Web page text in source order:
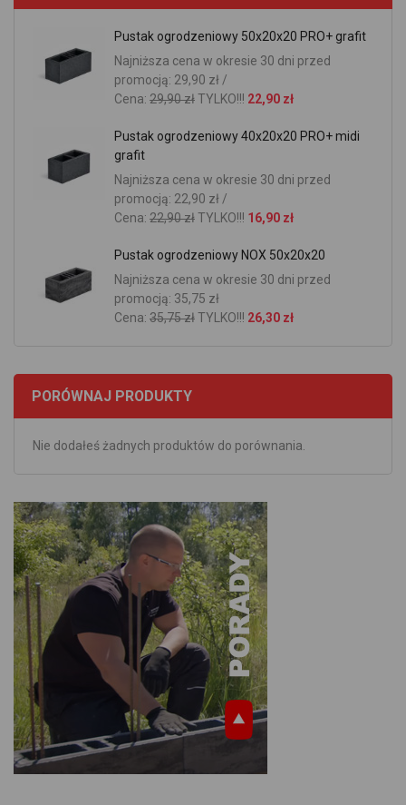
Pustak ogrodzeniowy 50x20x20 PRO+ grafit
Najniższa cena w okresie 30 dni przed
promocją: 29,90 zł /
Cena: 29,90 złTYLKO!!! 22,90 zł
Pustak ogrodzeniowy 40x20x20 PRO+ midi
grafit
Najniższa cena w okresie 30 dni przed
promocją: 22,90 zł /
Cena: 22,90 złTYLKO!!! 16,90 zł
Pustak ogrodzeniowy NOX 50x20x20
Najniższa cena w okresie 30 dni przed
promocją: 35,75 zł
Cena: 35,75 złTYLKO!!! 26,30 zł
PORÓWNAJ PRODUKTY
Nie dodałeś żadnych produktów do porównania.